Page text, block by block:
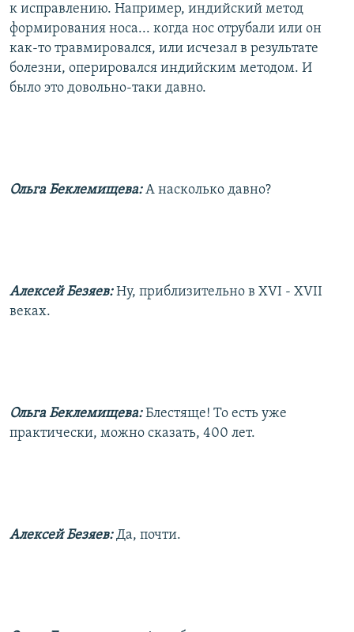
к исправлению. Например, индийский метод
формирования носа... когда нос отрубали или он
как-то травмировался, или исчезал в результате
болезни, оперировался индийским методом. И
было это довольно-таки давно.
Ольга Беклемищева:А насколько давно?
Алексей Безяев:Ну, приблизительно в XVI - XVII
веках.
Ольга Беклемищева:Блестяще! То есть уже
практически, можно сказать, 400 лет.
Алексей Безяев:Да, почти.